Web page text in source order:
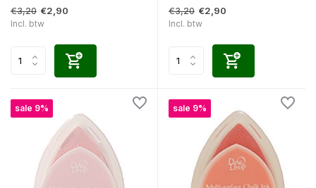
€3,20 €2,90
Incl. btw
€3,20 €2,90
Incl. btw
sale 9% sale 9%